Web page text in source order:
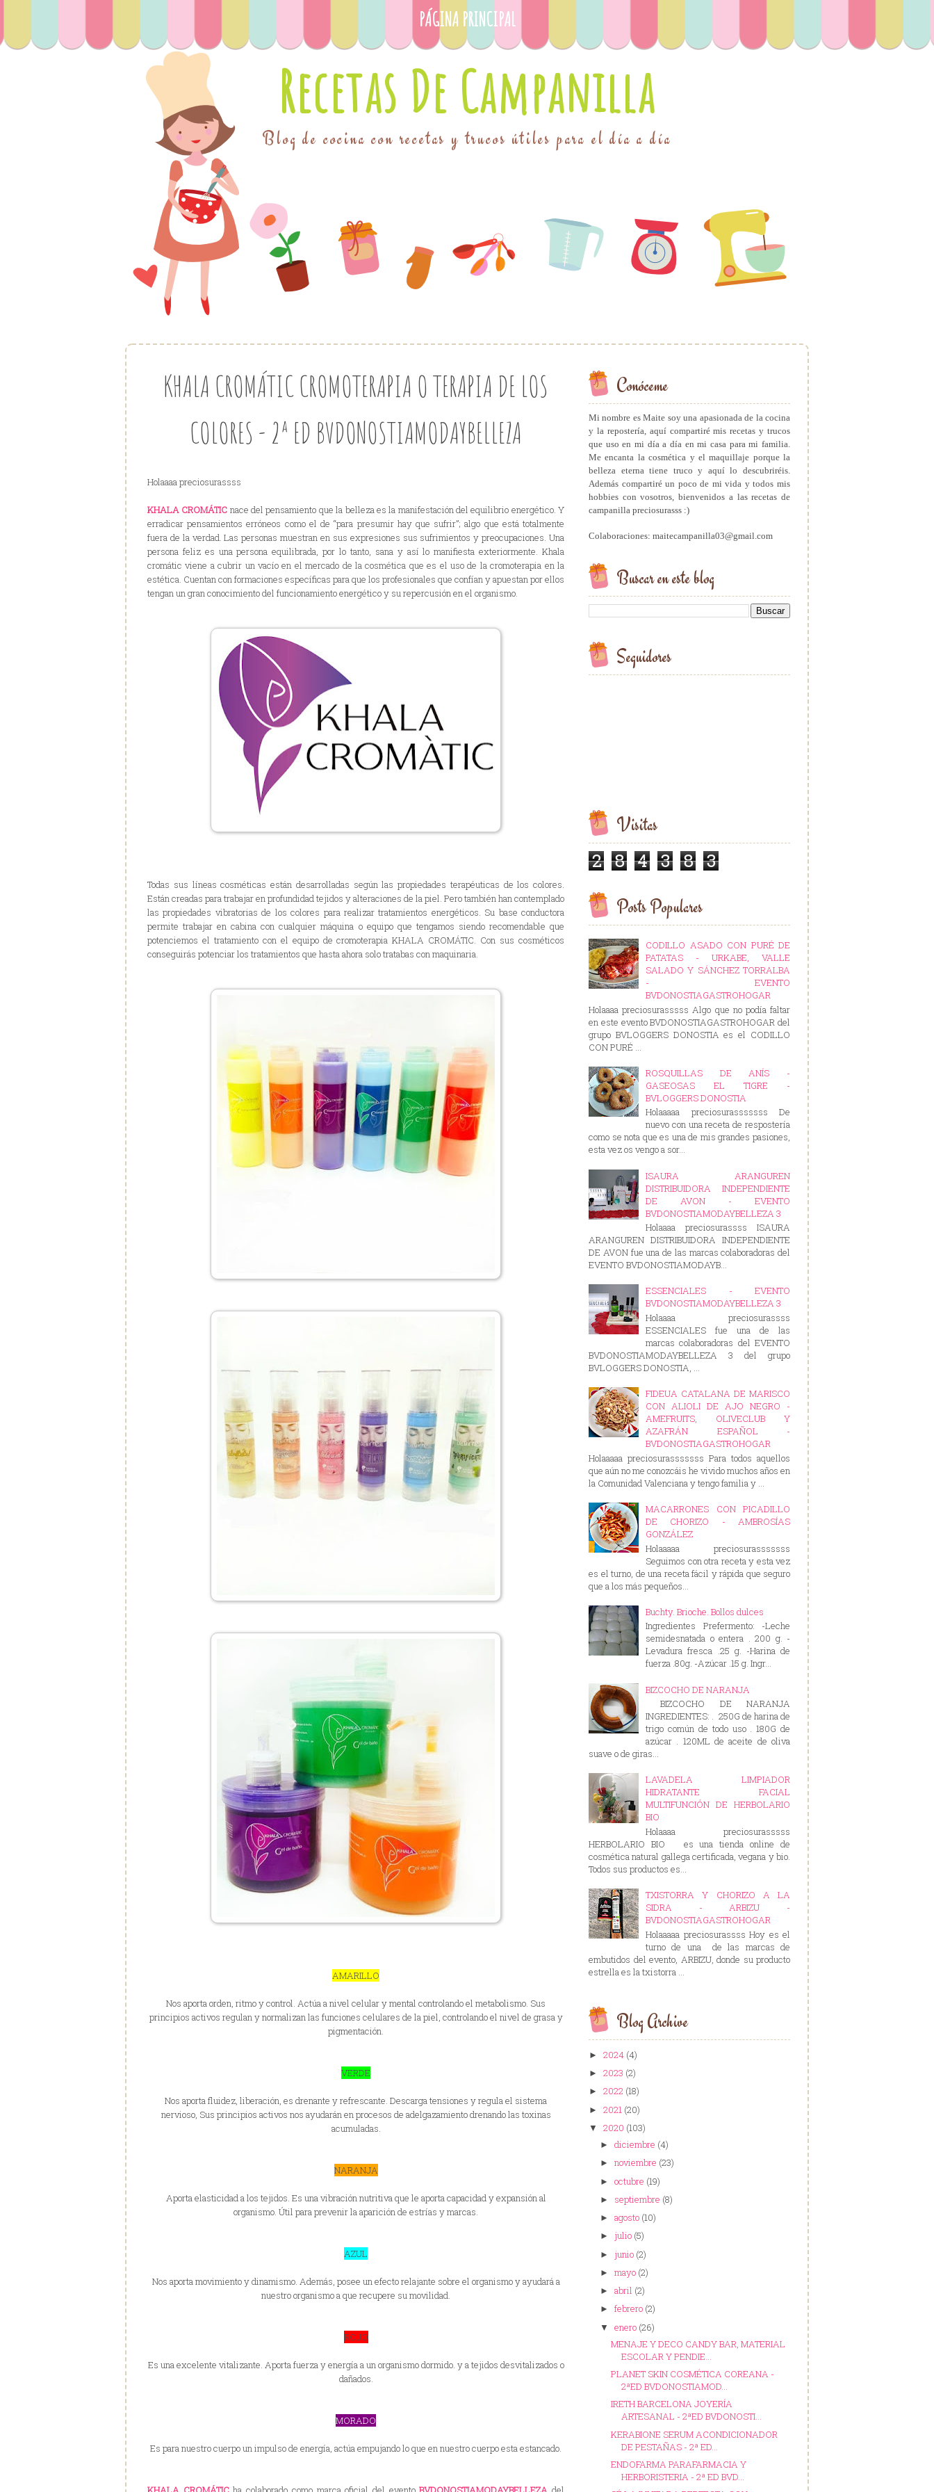
PÁGINA PRINCIPAL
Recetas De Campanilla
Blog de cocina con recetas y trucos útiles para el día a día
KHALA CROMÁTIC CROMOTERAPIA O TERAPIA DE LOS
COLORES - 2ª ED BVDONOSTIAMODAYBELLEZA
Holaaaa preciosurassss
KHALA CROMÁTIC nace del pensamiento que la belleza es la manifestación del equilibrio energético. Y
erradicar pensamientos erróneos como el de “para presumir hay que sufrir”; algo que está totalmente
fuera de la verdad. Las personas muestran en sus expresiones sus sufrimientos y preocupaciones. Una
persona feliz es una persona equilibrada, por lo tanto, sana y así lo manifiesta exteriormente. Khala
cromátic viene a cubrir un vacío en el mercado de la cosmética que es el uso de la cromoterapia en la
estética. Cuentan con formaciones específicas para que los profesionales que confían y apuestan por ellos
tengan un gran conocimiento del funcionamiento energético y su repercusión en el organismo.
Todas sus líneas cosméticas están desarrolladas según las propiedades terapéuticas de los colores.
Están creadas para trabajar en profundidad tejidos y alteraciones de la piel. Pero también han contemplado
las propiedades vibratorias de los colores para realizar tratamientos energéticos. Su base conductora
permite trabajar en cabina con cualquier máquina o equipo que tengamos siendo recomendable que
potenciemos el tratamiento con el equipo de cromoterapia KHALA CROMÁTIC. Con sus cosméticos
conseguirás potenciar los tratamientos que hasta ahora solo tratabas con maquinaria.
AMARILLO
Nos aporta orden, ritmo y control. Actúa a nivel celular y mental controlando el metabolismo. Sus
principios activos regulan y normalizan las funciones celulares de la piel, controlando el nivel de grasa y
pigmentación.
VERDE
Nos aporta fluidez, liberación, es drenante y refrescante. Descarga tensiones y regula el sistema
nervioso, Sus principios activos nos ayudarán en procesos de adelgazamiento drenando las toxinas
acumuladas.
NARANJA
Aporta elasticidad a los tejidos. Es una vibración nutritiva que le aporta capacidad y expansión al
organismo. Útil para prevenir la aparición de estrías y marcas.
AZUL
Nos aporta movimiento y dinamismo. Además, posee un efecto relajante sobre el organismo y ayudará a
nuestro organismo a que recupere su movilidad.
ROJO
Es una excelente vitalizante. Aporta fuerza y energía a un organismo dormido. y a tejidos desvitalizados o
dañados.
MORADO
Es para nuestro cuerpo un impulso de energía, actúa empujando lo que en nuestro cuerpo esta estancado.
Conóceme
Mi nombre es Maite soy una apasionada de la cocina
y la repostería, aquí compartiré mis recetas y trucos
que uso en mi día a día en mi casa para mi familia.
Me encanta la cosmética y el maquillaje porque la
belleza eterna tiene truco y aquí lo descubriréis.
Además compartiré un poco de mi vida y todos mis
hobbies con vosotros, bienvenidos a las recetas de
campanilla preciosurasss :)
Colaboraciones: maitecampanilla03@gmail.com
Buscar en este blog
Seguidores
Visitas
2 8 4 3 8 3
Posts Populares
CODILLO ASADO CON PURÉ DE
PATATAS - URKABE, VALLE
SALADO Y SÁNCHEZ TORRALBA
- EVENTO
BVDONOSTIAGASTROHOGAR
Holaaaa preciosurasssss Algo que no podía faltar
en este evento BVDONOSTIAGASTROHOGAR del
grupo BVLOGGERS DONOSTIA es el CODILLO
CON PURÉ ...
ROSQUILLAS DE ANÍS -
GASEOSAS EL TIGRE -
BVLOGGERS DONOSTIA
Holaaaaa preciosurasssssss De
nuevo con una receta de respostería
como se nota que es una de mis grandes pasiones,
esta vez os vengo a sor...
ISAURA ARANGUREN
DISTRIBUIDORA INDEPENDIENTE
DE AVON - EVENTO
BVDONOSTIAMODAYBELLEZA 3
Holaaaa preciosurassss ISAURA
ARANGUREN DISTRIBUIDORA INDEPENDIENTE
DE AVON fue una de las marcas colaboradoras del
EVENTO BVDONOSTIAMODAYB...
ESSENCIALES - EVENTO
BVDONOSTIAMODAYBELLEZA 3
Holaaaa preciosurassss
ESSENCIALES fue una de las
marcas colaboradoras del EVENTO
BVDONOSTIAMODAYBELLEZA 3 del grupo
BVLOGGERS DONOSTIA, ...
FIDEUA CATALANA DE MARISCO
CON ALIOLI DE AJO NEGRO -
AMEFRUITS, OLIVECLUB Y
AZAFRÁN ESPAÑOL -
BVDONOSTIAGASTROHOGAR
Holaaaaa preciosurasssssss Para todos aquellos
que aún no me conozcáis he vivido muchos años en
la Comunidad Valenciana y tengo familia y ...
MACARRONES CON PICADILLO
DE CHORIZO - AMBROSÍAS
GONZÁLEZ
Holaaaaa preciosurasssssss
Seguimos con otra receta y esta vez
es el turno, de una receta fácil y rápida que seguro
que a los más pequeños...
Buchty. Brioche. Bollos dulces
Ingredientes Prefermento: -Leche
semidesnatada o entera . 200 g. -
Levadura fresca .25 g. -Harina de
fuerza .80g. -Azúcar .15 g. Ingr...
BIZCOCHO DE NARANJA
BIZCOCHO DE NARANJA
INGREDIENTES: . 250G de harina de
trigo común de todo uso . 180G de
azúcar . 120ML de aceite de oliva
suave o de giras...
LAVADELA LIMPIADOR
HIDRATANTE FACIAL
MULTIFUNCIÓN DE HERBOLARIO
BIO
Holaaaa preciosurasssss
HERBOLARIO BIO es una tienda online de
cosmética natural gallega certificada, vegana y bio.
Todos sus productos es...
TXISTORRA Y CHORIZO A LA
SIDRA - ARBIZU -
BVDONOSTIAGASTROHOGAR
Holaaaaa preciosurassss Hoy es el
turno de una de las marcas de
embutidos del evento, ARBIZU, donde su producto
estrella es la txistorra ...
Blog Archive
► 2024 (4)
► 2023 (2)
► 2022 (18)
► 2021 (20)
▼ 2020 (103)
► diciembre (4)
► noviembre (23)
► octubre (19)
► septiembre (8)
► agosto (10)
► julio (5)
► junio (2)
► mayo (2)
► abril (2)
► febrero (2)
▼ enero (26)
MENAJE Y DECO CANDY BAR, MATERIAL
ESCOLAR Y PENDIE...
PLANET SKIN COSMÉTICA COREANA -
2ªED BVDONOSTIAMOD...
IRETH BARCELONA JOYERÍA
ARTESANAL - 2ªED BVDONOSTI...
KERABIONE SERUM ACONDICIONADOR
DE PESTAÑAS - 2ª ED...
ENDOFARMA PARAFARMACIA Y
HERBORISTERIA - 2ª ED BVD...